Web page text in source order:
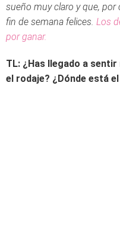
sueño muy claro y que, por
fin de semana felices. Los
por ganar.
TL: ¿Has llegado a
el rodaje? ¿Dónde está